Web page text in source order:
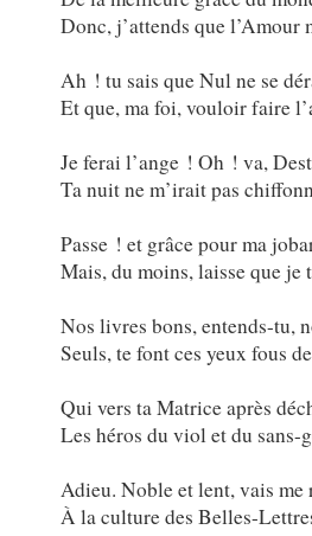
Donc, j’attends que l’Amour
Ah ! tu sais que Nul ne se
Et que, ma foi, vouloir faire
Je ferai l’ange ! Oh ! va,
Ta nuit ne m’irait pas
Passe ! et grâce pour ma
Mais, du moins, laisse que je
Nos livres bons, entends-tu,
Seuls, te font ces yeux fous
Qui vers ta Matrice après
Les héros du viol et du sans-
Adieu. Noble et lent, vais me
À la culture des Belles-